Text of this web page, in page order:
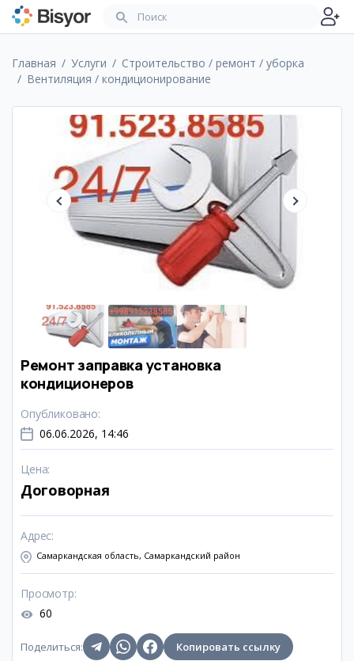
Главная Услуги
Строительство / ремонт / уборка
Вентиляция / кондиционирование
Ремонт заправка установка
кондиционеров
Опубликовано:
06.06.2026, 14:46
Цена:
Договорная
Адрес:
Самаркандская область, Самаркандский район
Просмотр:
60
Поделиться: Копировать ссылку